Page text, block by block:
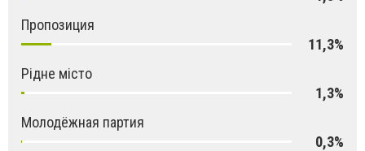
Пропозиция
11,3%
Рідне місто
1,3%
Молодёжная партия
0,3%